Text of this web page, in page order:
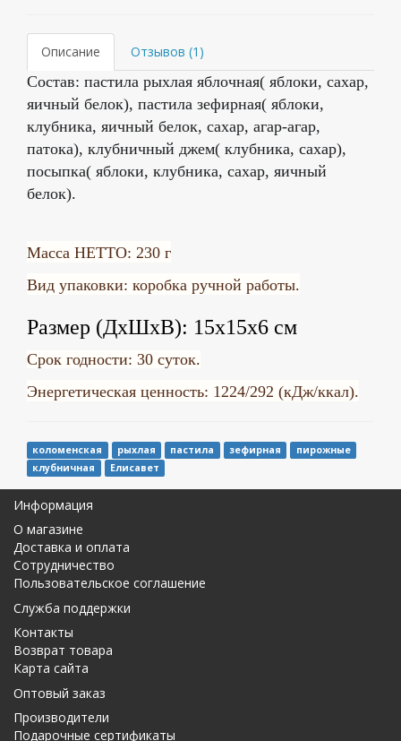
Описание Отзывов (1)
Состав: пастила рыхлая яблочная( яблоки, сахар,
яичный белок), пастила зефирная( яблоки,
клубника, яичный белок, сахар, агар-агар,
патока), клубничный джем( клубника, сахар),
посыпка( яблоки, клубника, сахар, яичный
белок).
Масса НЕТТО: 230 г
Вид упаковки: коробка ручной работы.
Размер (ДхШхВ): 15х15х6 см
Срок годности: 30 суток.
Энергетическая ценность: 1224/292 (кДж/ккал).
коломенская рыхлая пастила зефирная
пирожные
клубничная
Елисавет
Информация
О магазине
Доставка и оплата
Сотрудничество
Пользовательское соглашение
Служба поддержки
Контакты
Возврат товара
Карта сайта
Оптовый заказ
Производители
Подарочные сертификаты